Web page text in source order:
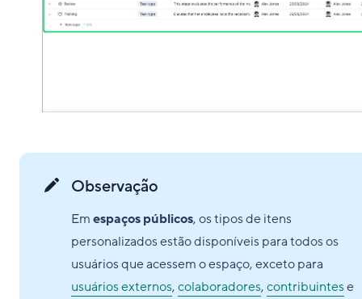
Observação
Emespaços públicos, os tipos de itens
personalizados estão disponíveis para todos os
usuários que acessem o espaço, exceto para
usuários externos,colaboradores,contribuintese